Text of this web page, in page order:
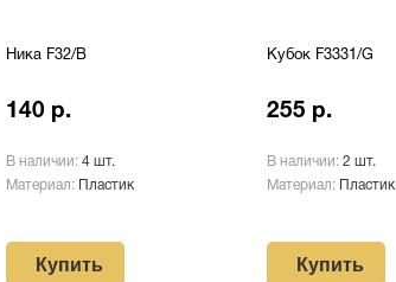
Ника F32/В
140 р.
В наличии: 4 шт.
Материал:
Пластик
Купить
Кубок F3331/G
255 р.
В наличии: 2 шт.
Материал:
Пластик
Купить